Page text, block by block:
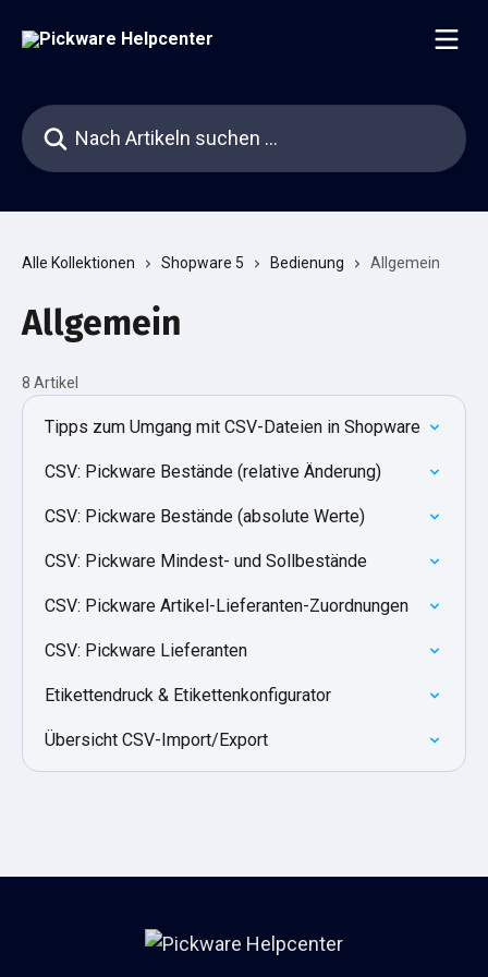
Nach Artikeln suchen …
Alle Kollektionen Shopware 5 Bedienung Allgemein
Allgemein
8 Artikel
Tipps zum Umgang mit CSV-Dateien in Shopware
CSV: Pickware Bestände (relative Änderung)
CSV: Pickware Bestände (absolute Werte)
CSV: Pickware Mindest- und Sollbestände
CSV: Pickware Artikel-Lieferanten-Zuordnungen
CSV: Pickware Lieferanten
Etikettendruck & Etikettenkonfigurator
Übersicht CSV-Import/Export